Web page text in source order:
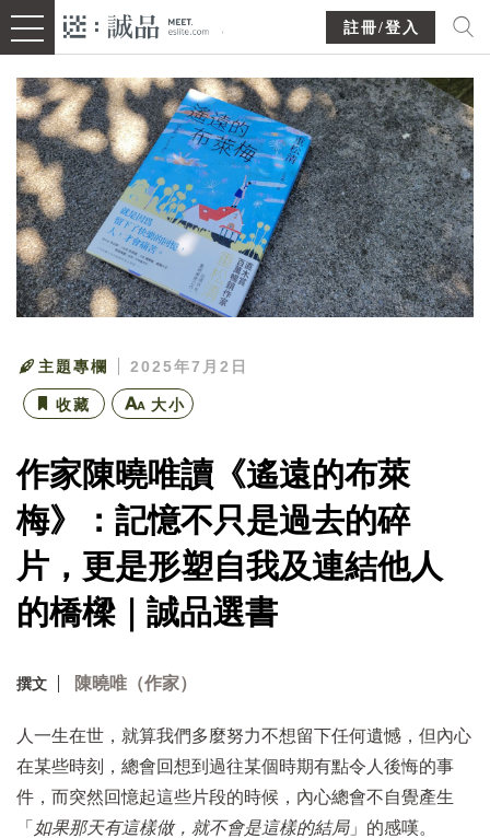
註冊/登入
主題專欄 2025年7月2日
收藏 大小
作家陳曉唯讀《遙遠的布萊
梅》：記憶不只是過去的碎
片，更是形塑自我及連結他人
的橋樑｜誠品選書
撰文 陳曉唯（作家）
人一生在世，就算我們多麼努力不想留下任何遺憾，但內心
在某些時刻，總會回想到過往某個時期有點令人後悔的事
件，而突然回憶起這些片段的時候，內心總會不自覺產生
「 如果那天有這樣做，就不會是這樣的結局」的感嘆。